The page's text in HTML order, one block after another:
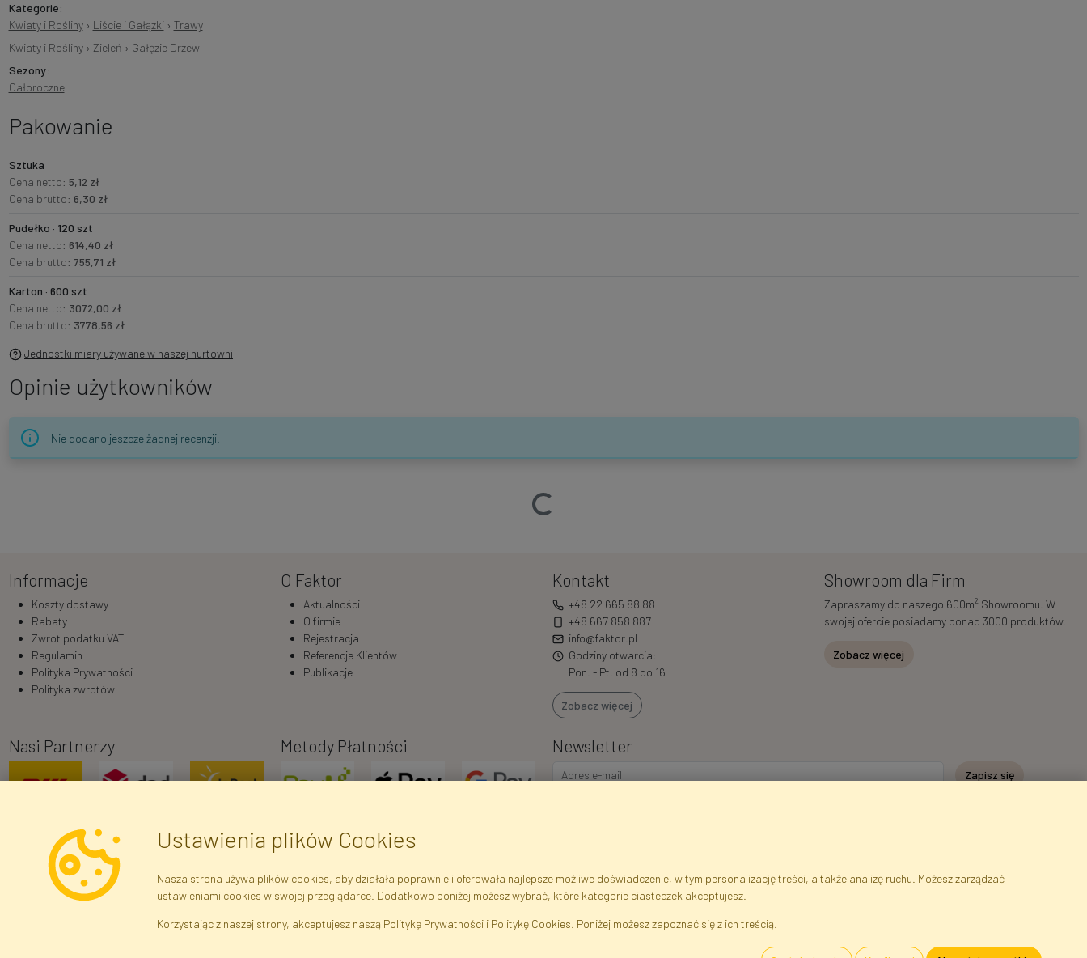
Kategorie:
Kwiaty i Rośliny› Liście i Gałązki› Trawy
Kwiaty i Rośliny› Zieleń › Gałęzie Drzew
Sezony:
Całoroczne
Pakowanie
Sztuka
Cena netto: 5,12 zł
Cena brutto: 6,30 zł
Pudełko · 120 szt
Cena netto: 614,40 zł
Cena brutto: 755,71 zł
Karton · 600 szt
Cena netto: 3072,00 zł
Cena brutto: 3778,56 zł
Jednostki miary używane w naszej hurtowni
Opinie użytkowników
Nie dodano jeszcze żadnej recenzji.
Ładowanie…
Informacje
Koszty dostawy
Rabaty
Zwrot podatku VAT
Regulamin
Polityka Prywatności
Polityka zwrotów
O Faktor
Aktualności
O firmie
Rejestracja
Referencje Klientów
Publikacje
Kontakt
+48 22 665 88 88
+48 667 858 887
info@faktor.pl
Godziny otwarcia:
Pon. - Pt. od 8 do 16
Zobacz więcej
Showroom dla Firm
Zapraszamy do naszego 600m2 Showroomu. W
swojej ofercie posiadamy ponad 3000 produktów.
Zobacz więcej
Nasi Partnerzy Metody Płatności Newsletter
Zapisz się
Dane rejestrowe Regulamin Polityka Prywatności Pomoc Mapa serwisu
Ustawienia plików Cookies
Nasza strona używa plików cookies, aby działała poprawnie i oferowała najlepsze możliwe doświadczenie, w tym personalizację treści, a także analizę ruchu. Możesz zarządzać
ustawieniami cookies w swojej przeglądarce. Dodatkowo poniżej możesz wybrać, które kategorie ciasteczek akceptujesz.
Korzystając z naszej strony, akceptujesz naszą Politykę Prywatności i Politykę Cookies. Poniżej możesz zapoznać się z ich treścią.